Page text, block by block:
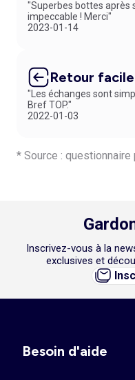
"Superbes bottes après
impeccable ! Merci"
2023-01-14
Retour facile
"Les échanges sont
Bref TOP."
2022-01-03
* Source :
Inscrivez-vous à la
exclusives et
Besoin d'aide